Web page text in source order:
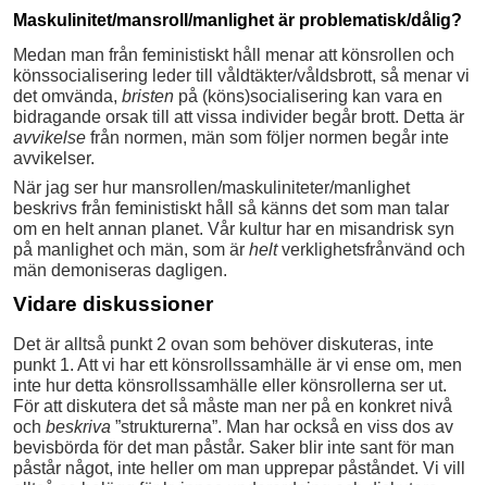
Maskulinitet/mansroll/manlighet är problematisk/dålig?
Medan man från feministiskt håll menar att könsrollen och
könssocialisering leder till våldtäkter/våldsbrott, så menar vi
det omvända, bristen på (köns)socialisering kan vara en
bidragande orsak till att vissa individer begår brott. Detta är
avvikelse från normen, män som följer normen begår inte
avvikelser.
När jag ser hur mansrollen/maskuliniteter/manlighet
beskrivs från feministiskt håll så känns det som man talar
om en helt annan planet. Vår kultur har en misandrisk syn
på manlighet och män, som är heltverklighetsfrånvänd och
män demoniseras dagligen.
Vidare diskussioner
Det är alltså punkt 2 ovan som behöver diskuteras, inte
punkt 1. Att vi har ett könsrollssamhälle är vi ense om, men
inte hur detta könsrollssamhälle eller könsrollerna ser ut.
För att diskutera det så måste man ner på en konkret nivå
och beskriva ”strukturerna”. Man har också en viss dos av
bevisbörda för det man påstår. Saker blir inte sant för man
påstår något, inte heller om man upprepar påståndet. Vi vill